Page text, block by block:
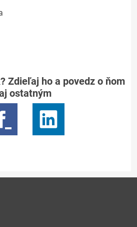
Zdieľaj ho a povedz o ňom
ostatným